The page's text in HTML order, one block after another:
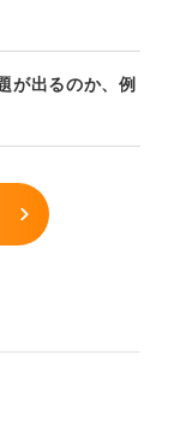
が出るのか、例